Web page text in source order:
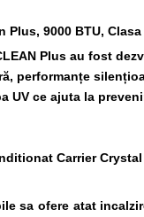
9000 BTU,
Plus au fost
performanțe
UV ce ajuta la
Carrier Crystal
sa ofere atat